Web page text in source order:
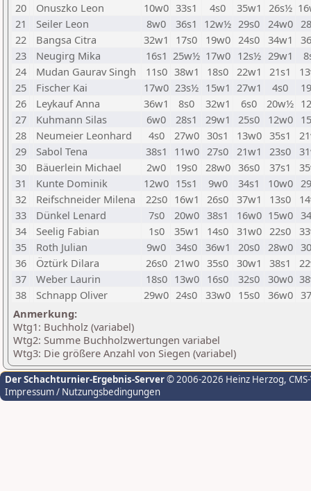
20
Onuszko Leon 10w0 33s1 4s0 35w1 26s½
21
Seiler Leon 8w0 36s1 12w½ 29s0 24w0
22
Bangsa Citra 32w1 17s0 19w0 24s0 34w1
23
Neugirg Mika 16s1 25w½ 17w0 12s½ 29w1
24
Mudan Gaurav Singh 11s0 38w1 18s0 22w1 21s1
25
Fischer Kai 17w0 23s½ 15w1 27w1 4s0
26
Leykauf Anna 36w1 8s0 32w1 6s0 20w½
27
Kuhmann Silas 6w0 28s1 29w1 25s0 12w0
28
Neumeier Leonhard 4s0 27w0 30s1 13w0 35s1
29
Sabol Tena 38s1 11w0 27s0 21w1 23s0
30
Bäuerlein Michael 2w0 19s0 28w0 36s0 37s1
31
Kunte Dominik 12w0 15s1 9w0 34s1 10w0
32
Reifschneider Milena 22s0 16w1 26s0 37w1 13s0
33
Dünkel Lenard 7s0 20w0 38s1 16w0 15w0
34
Seelig Fabian 1s0 35w1 14s0 31w0 22s0
35
Roth Julian 9w0 34s0 36w1 20s0 28w0
36
Öztürk Dilara 26s0 21w0 35s0 30w1 38s1
37
Weber Laurin 18s0 13w0 16s0 32s0 30w0
38
Schnapp Oliver 29w0 24s0 33w0 15s0 36w0
Anmerkung:
Wtg1: Buchholz (variabel)
Wtg2: Summe Buchholzwertungen variabel
Wtg3: Die größere Anzahl von Siegen (variabel)
Der Schachturnier-Ergebnis-Server© 2006-2026 Heinz Herzog,
Impressum / Nutzungsbedingungen